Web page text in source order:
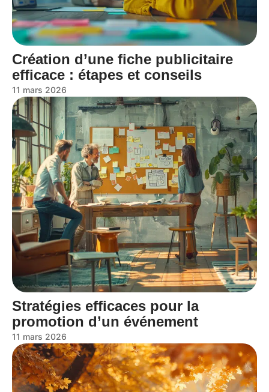
Création d’une fiche publicitaire
efficace : étapes et conseils
11 mars 2026
Stratégies efficaces pour la
promotion d’un événement
11 mars 2026